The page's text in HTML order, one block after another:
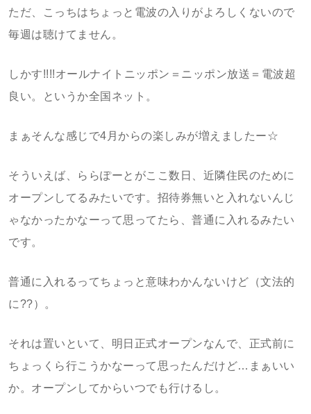
ただ、こっちはちょっと電波の入りがよろしくないので
毎週は聴けてません。
しかす!!!!オールナイトニッポン＝ニッポン放送＝電波超
良い。というか全国ネット。
まぁそんな感じで4月からの楽しみが増えましたー☆
そういえば、ららぽーとがここ数日、近隣住民のために
オープンしてるみたいです。招待券無いと入れないんじ
ゃなかったかなーって思ってたら、普通に入れるみたい
です。
普通に入れるってちょっと意味わかんないけど（文法的
に??）。
それは置いといて、明日正式オープンなんで、正式前に
ちょっくら行こうかなーって思ったんだけど…まぁいい
か。オープンしてからいつでも行けるし。